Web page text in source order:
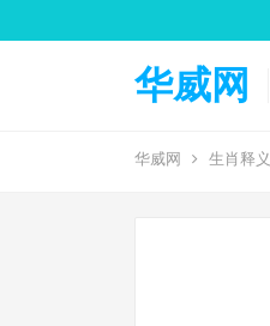
华威网
华威网 生肖释义